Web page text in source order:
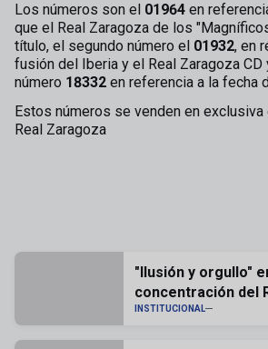
Los números son el 01964 en
que el Real Zaragoza de los
título, el segundo número el 01932, en
fusión del Iberia y el Real Zaragoza
número 18332 en referencia a la fecha
Estos números se venden en exclusiva
Real Zaragoza
"Ilusión y orgullo"
concentración del
INSTITUCIONAL